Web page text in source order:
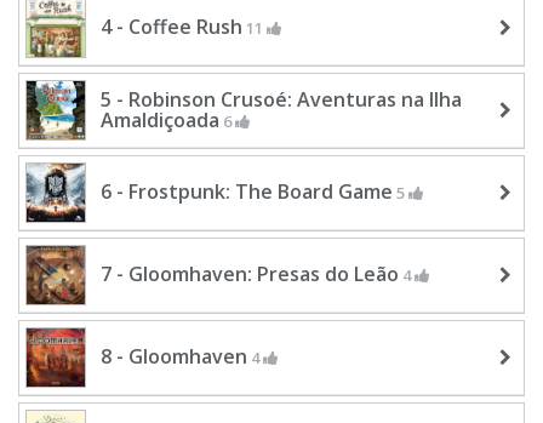
4 - Coffee Rush 11
5 - Robinson Crusoé: Aventuras na Ilha
Amaldiçoada 6
6 - Frostpunk: The Board Game 5
7 - Gloomhaven: Presas do Leão 4
8 - Gloomhaven 4